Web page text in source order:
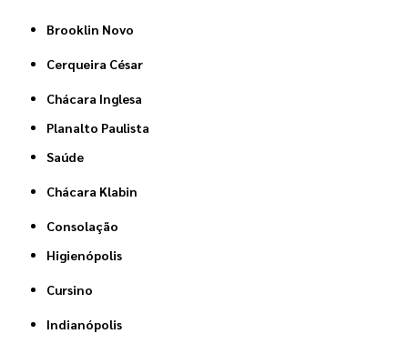
Brooklin Novo
Cerqueira César
Chácara Inglesa
Planalto Paulista
Saúde
Chácara Klabin
Consolação
Higienópolis
Cursino
Indianópolis